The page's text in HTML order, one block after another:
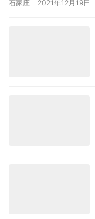
石家庄 2021年12月19日